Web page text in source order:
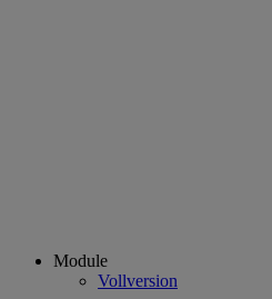
Module
Vollversion